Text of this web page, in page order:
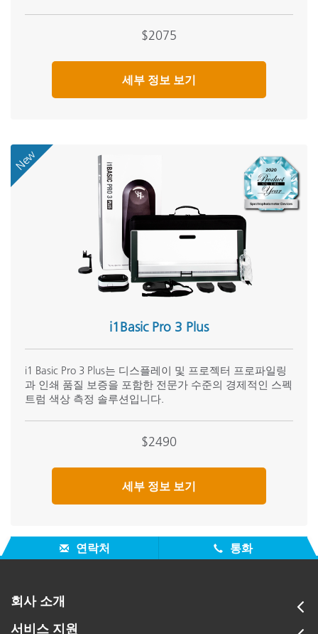
$2075
세부 정보 보기
New
i1Basic Pro 3 Plus
i1 Basic Pro 3 Plus는 디스플레이 및 프로젝터 프로파일링
과 인쇄 품질 보증을 포함한 전문가 수준의 경제적인 스펙
트럼 색상 측정 솔루션입니다.
$2490
세부 정보 보기
연락처 통화
회사 소개
서비스 지원